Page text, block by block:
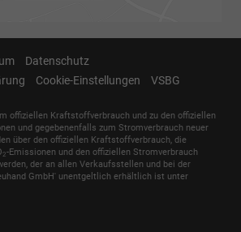
Datenschutz
Cookie-Einstellungen VSBG
offiziellen Kraftstoffverbrauch und zu den offiziellen
und gegebenenfalls zum Stromverbrauch neuer
über den offiziellen Kraftstoffverbrauch, die
2-Emissionen und den offiziellen Stromverbrauch
der an allen Verkaufsstellen und bei der
GmbH' unentgeltlich erhältlich ist unter